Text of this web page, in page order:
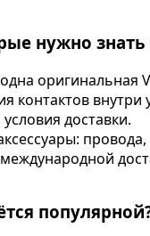
нужно
оригинальная
контактов внутри
доставки.
провода,